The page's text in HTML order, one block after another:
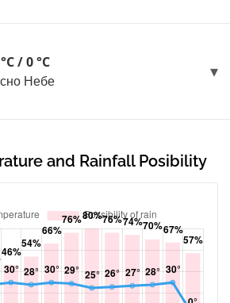
/ 0 °C
Небе
and Rainfall Posibility